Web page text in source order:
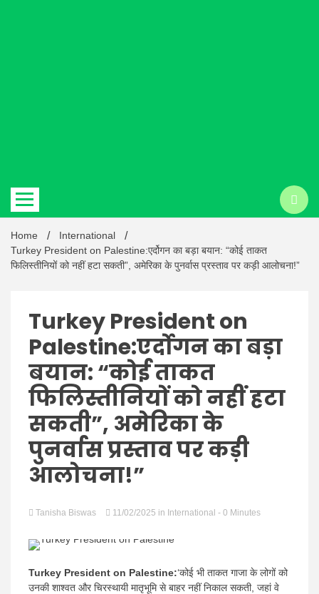
Latest
Hindi
News
Home
International
Turkey President on Palestine:एर्दोगन का बड़ा बयान: “कोई ताकत
फिलिस्तीनियों को नहीं हटा सकती”, अमेरिका के पुनर्वास प्रस्ताव पर कड़ी आलोचना!”
Turkey President on
Palestine:एर्दोगन का बड़ा
बयान: “कोई ताकत
फिलिस्तीनियों को नहीं हटा
सकती”, अमेरिका के
पुनर्वास प्रस्ताव पर कड़ी
आलोचना!”
Tanisha Biswas 11/02/2025 in International - 0 Minutes
Turkey President on Palestine:‘कोई भी ताकत गाजा के लोगों को
उनकी शाश्वत और चिरस्थायी मातृभूमि से बाहर नहीं निकाल सकती, जहां वे